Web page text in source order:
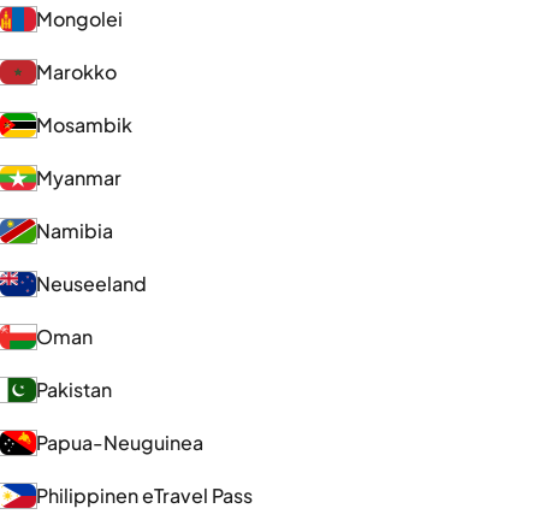
Mongolei
Marokko
Mosambik
Myanmar
Namibia
Neuseeland
Oman
Pakistan
Papua-Neuguinea
Philippinen eTravel Pass